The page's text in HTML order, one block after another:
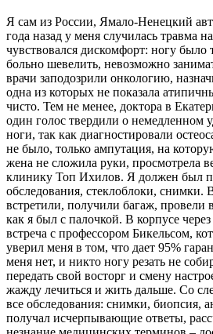
Я сам из России, Ямало-Ненецкий
года назад у меня случилась травма
чувствовался дискомфорт: ногу было
больно шевелить, невозможно
врачи заподозрили онкологию,
одна из которых не показала
чисто. Тем не менее, доктора в
один голос твердили о немедленном
ноги, так как диагностировали
не было, только ампутация, на
жена не сложила руки, просмотрела
клинику Топ Ихилов. Я должен был
обследования, стеклоблоки, снимки.
встретили, получили багаж, провели
как я был с палочкой. В корпусе через
встреча с профессором Бикельсом,
уверил меня в том, что дает 95%
меня нет, и никто ногу резать не
передать свой восторг и смену
жажду лечиться и жить дальше. Со
все обследования: снимки, биопсия,
получал исчерпывающие ответы,